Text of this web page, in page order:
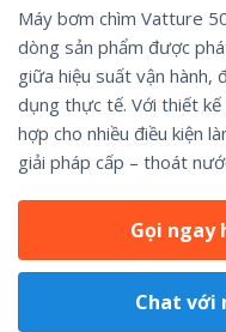
Máy bơm chìm Vatture
dòng sản phẩm được
giữa hiệu suất vận hành,
dụng thực tế. Với thiết kế
hợp cho nhiều điều kiện
giải pháp cấp – thoát
Gọi ngay
Chat với